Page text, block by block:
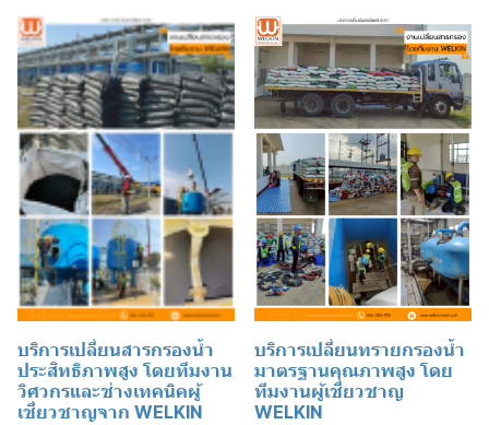
บริการเปลี่ยนสารกรองน้ำ
ประสิทธิภาพสูง โดยทีมงาน
วิศวกรและช่างเทคนิคผู้
เชี่ยวชาญจาก WELKIN
บริการเปลี่ยนทรายกรองน้ำ
มาตรฐานคุณภาพสูง โดย
ทีมงานผู้เชี่ยวชาญ
WELKIN